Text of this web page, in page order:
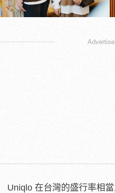
Uniqlo 在台灣的盛行率相